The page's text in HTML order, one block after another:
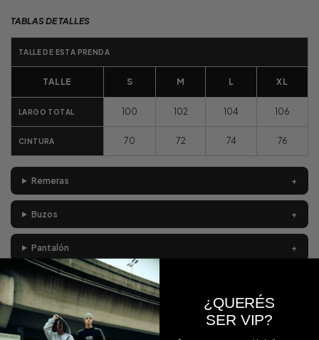
TABLAS DE TALLES
TALLE DE ESTA PRENDA
TALLE S M L XL
LARGO TOTAL 100 102 104 106
CINTURA 70 72 74 76
Remeras
Buzos
Pantalón
Bermudas
¿QUERÉS
SER VIP?